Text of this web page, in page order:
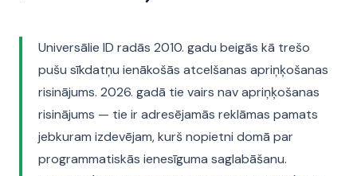
Universālie ID radās 2010. gadu beigās kā trešo
pušu sīkdatņu ienākošās atcelšanas apriņķošanas
risinājums. 2026. gadā tie vairs nav apriņķošanas
risinājums — tie ir adresējamās reklāmas pamats
jebkuram izdevējam, kurš nopietni domā par
programmatiskās ienesīguma saglabāšanu.